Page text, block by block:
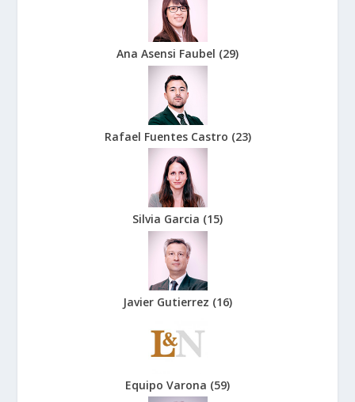
Ana Asensi Faubel (29)
Rafael Fuentes Castro (23)
Silvia Garcia (15)
Javier Gutierrez (16)
Equipo Varona (59)